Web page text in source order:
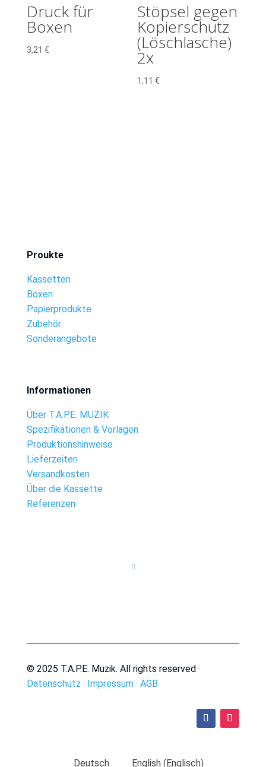
Druck für
Boxen
3,21 €
Stöpsel gegen
Kopierschutz
(Löschlasche)
2x
1,11€
Proukte
Kassetten
Boxen
Papierprodukte
Zubehör
Sonderangebote
Informationen
Über T.A.P.E. MUZIK
Spezifikationen & Vorlagen
Produktionshinweise
Lieferzeiten
Versandkosten
Über die Kassette
Referenzen

© 2025 T.A.P.E. Muzik. All rights reserved ·
Datenschutz · Impressum· AGB
Deutsch English( Englisch)